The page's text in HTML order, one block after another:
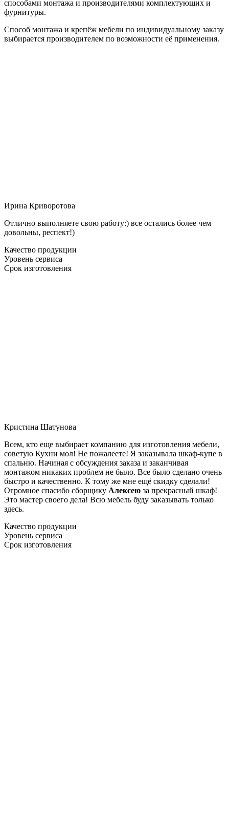
способами монтажа и производителями комплектующих и
фурнитуры.
Способ монтажа и крепёж мебели по индивидуальному заказу
выбирается производителем по возможности её применения.
Ирина Криворотова
Отлично выполняете свою работу:) все остались более чем
довольны, респект!)
Качество продукции
Уровень сервиса
Срок изготовления
Кристина Шатунова
Всем, кто еще выбирает компанию для изготовления мебели,
советую Кухни мол! Не пожалеете! Я заказывала шкаф-купе в
спальню. Начиная с обсуждения заказа и заканчивая
монтажом никаких проблем не было. Все было сделано очень
быстро и качественно. К тому же мне ещё скидку сделали!
Огромное спасибо сборщику Алексею за прекрасный шкаф!
Это мастер своего дела! Всю мебель буду заказывать только
здесь.
Качество продукции
Уровень сервиса
Срок изготовления